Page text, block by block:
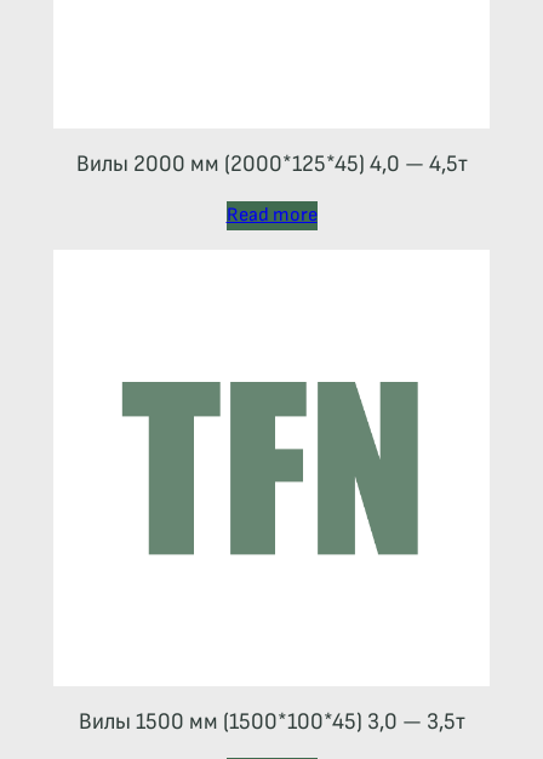
Вилы 2000 мм (2000*125*45) 4,0 — 4,5т
Read more
Вилы 1500 мм (1500*100*45) 3,0 — 3,5т